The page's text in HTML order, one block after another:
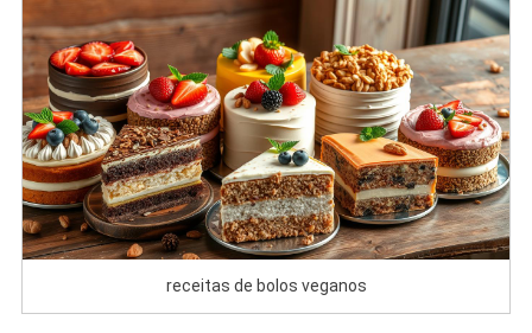
receitas de bolos veganos